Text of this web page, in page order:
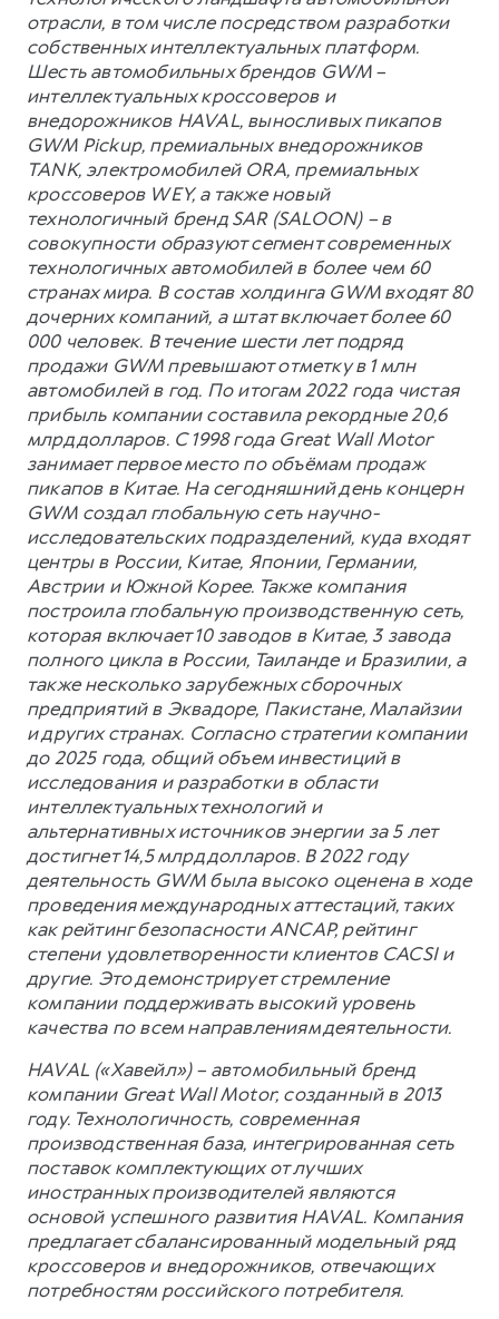
отрасли, в том числе посредством разработки
собственных интеллектуальных платформ.
Шесть автомобильных брендов GWM –
интеллектуальных кроссоверов и
внедорожников HAVAL, выносливых пикапов
GWM Pickup, премиальных внедорожников
TANK, электромобилей ORA, премиальных
кроссоверов WEY, а также новый
технологичный бренд SAR (SALOON) – в
совокупности образуют сегмент современных
технологичных автомобилей в более чем 60
странах мира. В состав холдинга GWM входят 80
дочерних компаний, а штат включает более 60
000 человек. В течение шести лет подряд
продажи GWM превышают отметку в 1 млн
автомобилей в год. По итогам 2022 года чистая
прибыль компании составила рекордные 20,6
млрд долларов. С 1998 года Great Wall Motor
занимает первое место по объёмам продаж
пикапов в Китае. На сегодняшний день концерн
GWM создал глобальную сеть научно-
исследовательских подразделений, куда входят
центры в России, Китае, Японии, Германии,
Австрии и Южной Корее. Также компания
построила глобальную производственную сеть,
которая включает 10 заводов в Китае, 3 завода
полного цикла в России, Таиланде и Бразилии, а
также несколько зарубежных сборочных
предприятий в Эквадоре, Пакистане, Малайзии
и других странах. Согласно стратегии компании
до 2025 года, общий объем инвестиций в
исследования и разработки в области
интеллектуальных технологий и
альтернативных источников энергии за 5 лет
достигнет 14,5 млрд долларов. В 2022 году
деятельность GWM была высоко оценена в ходе
проведения международных аттестаций, таких
как рейтинг безопасности ANCAP, рейтинг
степени удовлетворенности клиентов CACSI и
другие. Это демонстрирует стремление
компании поддерживать высокий уровень
качества по всем направлениям деятельности.
HAVAL («Хавейл») – автомобильный бренд
компании Great Wall Motor, созданный в 2013
году. Технологичность, современная
производственная база, интегрированная сеть
поставок комплектующих от лучших
иностранных производителей являются
основой успешного развития HAVAL. Компания
предлагает сбалансированный модельный ряд
кроссоверов и внедорожников, отвечающих
потребностям российского потребителя.